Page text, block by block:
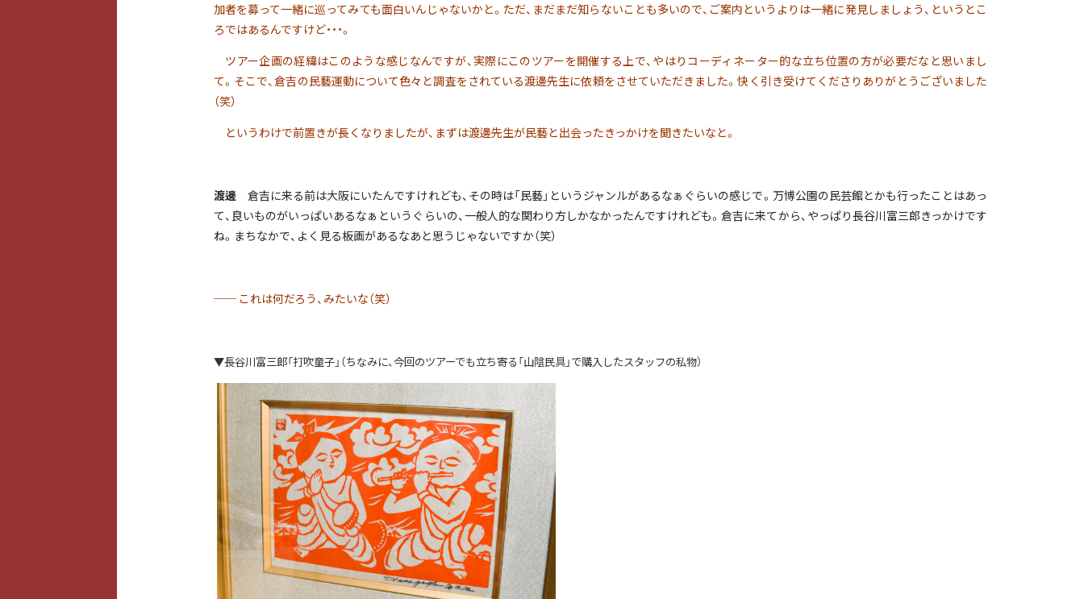
加者を募って一緒に巡ってみても面白いんじゃないかと。ただ、まだまだ知らないことも多いので、ご案内というよりは一緒に発見しましょう、というとこ
ろではあるんですけど・・・。
ツアー企画の経緯はこのような感じなんですが、実際にこのツアーを開催する上で、やはりコーディネーター的な立ち位置の方が必要だなと思いまし
て。 そこで、倉吉の民藝運動について色々と調査をされている渡邊先生に依頼をさせていただきました。快く引き受けてくださりありがとうございました
（笑）
というわけで前置きが長くなりましたが、 まずは渡邊先生が民藝と出会ったきっかけを聞きたいなと。
渡邊倉吉に来る前は大阪にいたんですけれども、その時は「民藝」というジャンルがあるなぁぐらいの感じで。万博公園の民芸館とかも行ったことはあっ
て、良いものがいっぱいあるなぁというぐらいの、一般人的な関わり方しかなかったんですけれども。倉吉に来てから、やっぱり長谷川富三郎きっかけです
ね。まちなかで、よく見る板画があるなあと思うじゃないですか（笑）
── これは何だろう、みたいな（笑）
▼長谷川富三郎「打吹童子」（ちなみに、今回のツアーでも立ち寄る「山陰民具」で購入したスタッフの私物）